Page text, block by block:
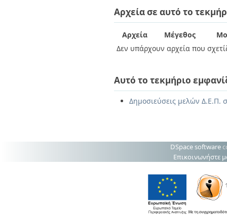
Αρχεία σε αυτό το
Αρχεία Μέγεθος
Δεν υπάρχουν αρχεία που
Αυτό το τεκμήριο
Δημοσιεύσεις μελών Δ.Ε.Π.
DSpace software
Επικοινωνήστε